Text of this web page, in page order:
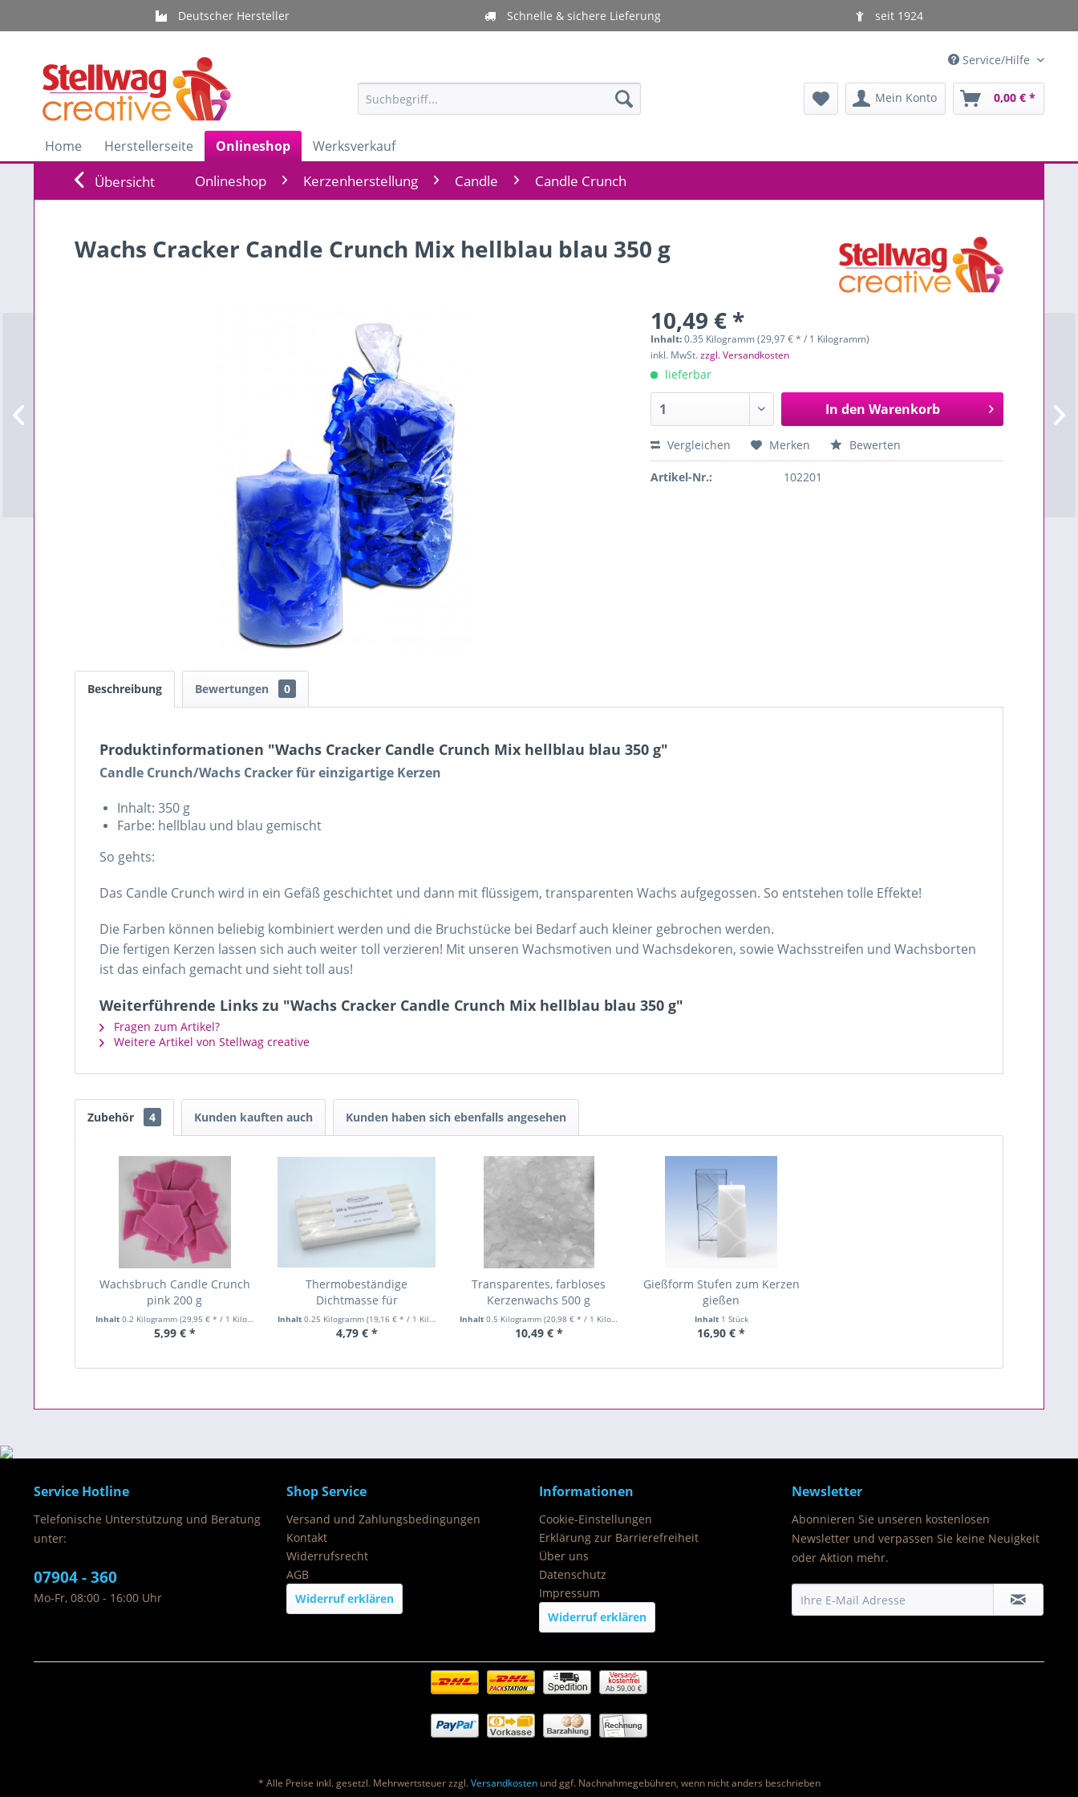
Deutscher Hersteller Schnelle & sichere Lieferung seit 1924
Service/Hilfe
Mein Konto 0,00 € *
Home Herstellerseite Onlineshop Werksverkauf
Übersicht Onlineshop Kerzenherstellung Candle Candle Crunch
Wachs Cracker Candle Crunch Mix hellblau blau 350 g
10,49 € *
Inhalt:0.35 Kilogramm (29,97 € * / 1 Kilogramm)
inkl. MwSt.zzgl. Versandkosten
lieferbar
In den Warenkorb
Vergleichen Merken Bewerten
Artikel-Nr.: 102201
Beschreibung Bewertungen 0
Produktinformationen "Wachs Cracker Candle Crunch Mix hellblau blau 350 g"
Candle Crunch/Wachs Cracker für einzigartige Kerzen
Inhalt: 350 g
Farbe: hellblau und blau gemischt
So gehts:
Das Candle Crunch wird in ein Gefäß geschichtet und dann mit flüssigem, transparenten Wachs aufgegossen. So entstehen tolle Effekte!
Die Farben können beliebig kombiniert werden und die Bruchstücke bei Bedarf auch kleiner gebrochen werden.
Die fertigen Kerzen lassen sich auch weiter toll verzieren! Mit unseren Wachsmotiven und Wachsdekoren, sowie Wachsstreifen und Wachsborten
ist das einfach gemacht und sieht toll aus!
Weiterführende Links zu "Wachs Cracker Candle Crunch Mix hellblau blau 350 g"
Fragen zum Artikel?
Weitere Artikel von Stellwag creative
Zubehör 4 Kunden kauften auch Kunden haben sich ebenfalls angesehen
Wachsbruch Candle Crunch
pink 200 g
Inhalt 0.2 Kilogramm (29,95 € * / 1 Kilogramm)
5,99 € *
Thermobeständige
Dichtmasse für
Kerzenformen 250 g
Inhalt0.25 Kilogramm(19,16 € * / 1 Kilogramm)
4,79 € *
Transparentes, farbloses
Kerzenwachs 500 g
Inhalt0.5 Kilogramm(20,98 € * / 1 Kilogramm)
10,49 € *
Gießform Stufen zum Kerzen
gießen
Inhalt 1 Stück
16,90 € *
Service Hotline
Telefonische Unterstützung und Beratung
unter:
07904 - 360
Mo-Fr, 08:00 - 16:00 Uhr
Shop Service
Versand und Zahlungsbedingungen
Kontakt
Widerrufsrecht
AGB
Widerruf erklären
Informationen
Cookie-Einstellungen
Erklärung zur Barrierefreiheit
Über uns
Datenschutz
Impressum
Widerruf erklären
Newsletter
Abonnieren Sie unseren kostenlosen
Newsletter und verpassen Sie keine Neuigkeit
oder Aktion mehr.
Ab 59,00 €
* Alle Preise inkl. gesetzl. Mehrwertsteuer zzgl.Versandkostenund ggf. Nachnahmegebühren, wenn nicht anders beschrieben